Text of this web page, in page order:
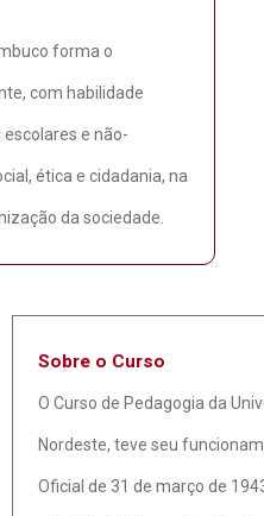
forma o
com habilidade
e não-
ética e cidadania, na
da sociedade.
Sobre o Curso
O Curso de Pedagogia da
Nordeste, teve seu
Oficial de 31 de março de